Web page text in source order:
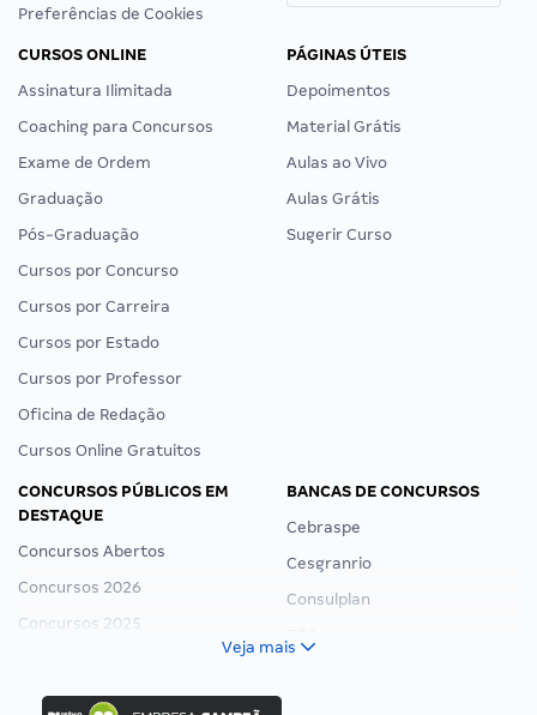
Preferências de Cookies
CURSOS ONLINE
Assinatura Ilimitada
Coaching para Concursos
Exame de Ordem
Graduação
Pós-Graduação
Cursos por Concurso
Cursos por Carreira
Cursos por Estado
Cursos por Professor
Oficina de Redação
Cursos Online Gratuitos
PÁGINAS ÚTEIS
Depoimentos
Material Grátis
Aulas ao Vivo
Aulas Grátis
Sugerir Curso
CONCURSOS PÚBLICOS EM
DESTAQUE
Concursos Abertos
Concursos 2026
Concursos 2025
Concurso Ibama
BANCAS DE CONCURSOS
Cebraspe
Cesgranrio
Consulplan
Veja mais